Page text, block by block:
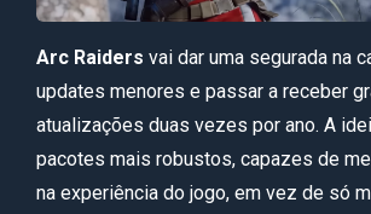
Arc Raiders vai dar uma segurada na
updates menores e passar a receber
atualizações duas vezes por ano. A
pacotes mais robustos, capazes de
na experiência do jogo, em vez de só